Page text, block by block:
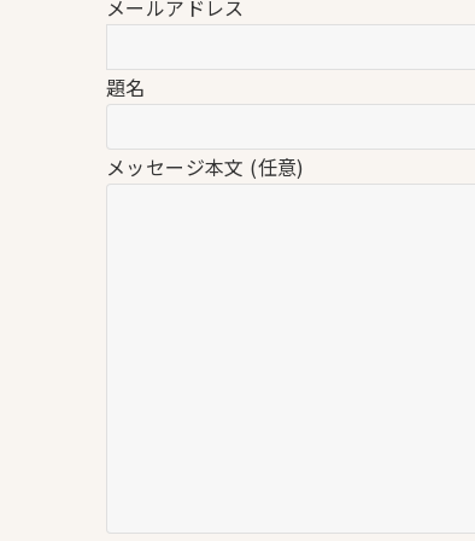
メールアドレス
題名
メッセージ本文 (任意)